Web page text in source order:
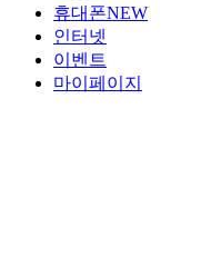
휴대폰NEW
인터넷
이벤트
마이페이지